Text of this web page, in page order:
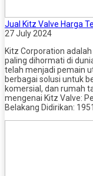
Jual Kitz Valve Harga
27 July 2024
Kitz Corporation
paling dihormati di
telah menjadi pemain
berbagai solusi untuk
komersial, dan rumah
mengenai Kitz Valve:
Belakang Didirikan: